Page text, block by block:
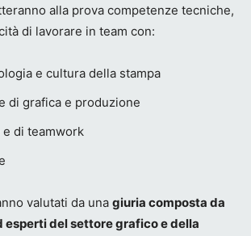
alla prova competenze tecniche,
di lavorare in team con:
e cultura della stampa
di grafica e produzione
di teamwork
valutati da una giuria composta da
esperti del settore grafico e della